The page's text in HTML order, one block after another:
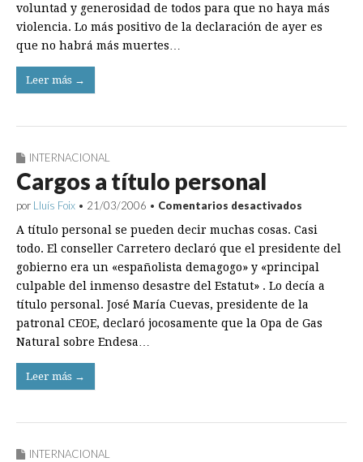
voluntad y generosidad de todos para que no haya más
violencia. Lo más positivo de la declaración de ayer es
que no habrá más muertes…
Leer más →
INTERNACIONAL
Cargos a título personal
por Lluís Foix • 21/03/2006 • Comentarios desactivados
a
título
personal
A título personal se pueden decir muchas cosas. Casi
todo. El conseller Carretero declaró que el presidente del
gobierno era un «españolista demagogo» y «principal
culpable del inmenso desastre del Estatut» . Lo decía a
título personal. José María Cuevas, presidente de la
patronal CEOE, declaró jocosamente que la Opa de Gas
Natural sobre Endesa…
Leer más →
INTERNACIONAL